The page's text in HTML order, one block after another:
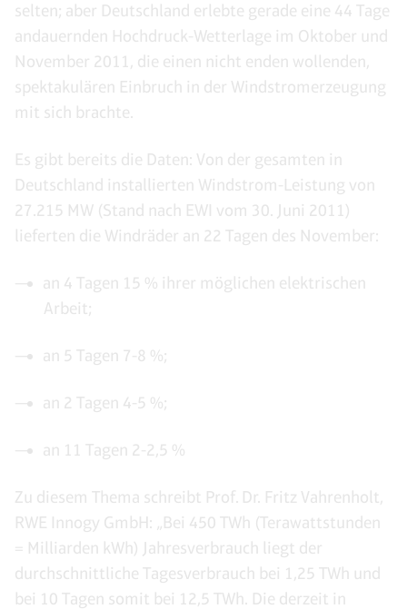
selten; aber Deutschland erlebte gerade eine 44 Tage
andauernden Hochdruck-Wetterlage im Oktober und
November 2011, die einen nicht enden wollenden,
spektakulären Einbruch in der Windstromerzeugung
mit sich brachte.
Es gibt bereits die Daten: Von der gesamten in
Deutschland installierten Windstrom-Leistung von
27.215 MW (Stand nach EWI vom 30. Juni 2011)
lieferten die Windräder an 22 Tagen des November:
an 4 Tagen 15 % ihrer möglichen elektrischen
Arbeit;
an 5 Tagen 7-8 %;
an 2 Tagen 4-5 %;
an 11 Tagen 2-2,5 %
Zu diesem Thema schreibt Prof. Dr. Fritz Vahrenholt,
RWE Innogy GmbH: „Bei 450 TWh (Terawattstunden
= Milliarden kWh) Jahresverbrauch liegt der
durchschnittliche Tagesverbrauch bei 1,25 TWh und
bei 10 Tagen somit bei 12,5 TWh. Die derzeit in